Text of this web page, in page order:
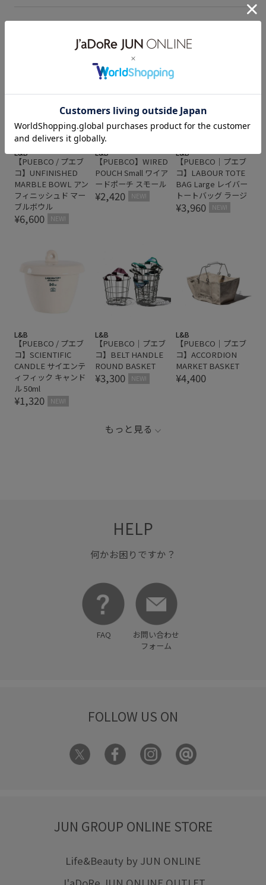
L&B
【PUEBCO / プエブ
コ】UNFINISHED
MARBLE BOWL アン
フィニッシュド マー
ブルボウル
¥6,600 NEW!
L&B
【PUEBCO】WIRED
POUCH Small ワイア
ードポーチ スモール
¥2,420 NEW!
L&B
【PUEBCO｜プエブ
コ】LABOUR TOTE
BAG Large レイバー
トートバッグ ラージ
¥3,960 NEW!
L&B
【PUEBCO / プエブ
コ】SCIENTIFIC
CANDLE サイエンテ
ィフィック キャンド
ル 50ml
¥1,320 NEW!
L&B
【PUEBCO｜プエブ
コ】BELT HANDLE
ROUND BASKET
¥3,300 NEW!
L&B
【PUEBCO｜プエブ
コ】ACCORDION
MARKET BASKET
¥4,400
もっと見る
HELP
何かお困りですか？
FAQ
お問い合わせ
フォーム
FOLLOW US ON
JUN GROUP ONLINE STORE
Life&Beauty by JUN ONLINE